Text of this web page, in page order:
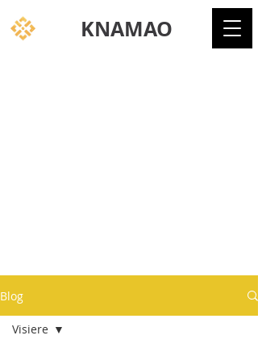
KNAMAO
Blog
Visiere